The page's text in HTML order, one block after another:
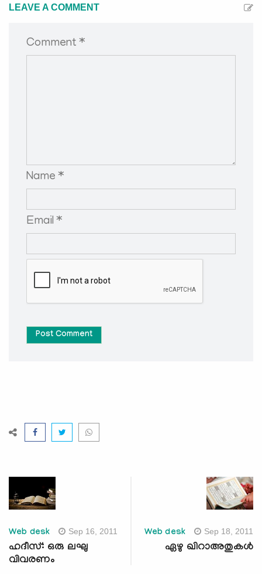
LEAVE A COMMENT
Comment *
Name *
Email *
Post Comment
Web desk Sep 16, 2011
ഹദീസ്: ഒരു ലഘു
വിവരണം
Web desk Sep 18, 2011
ഏഴു ഖിറാഅതുകള്‍